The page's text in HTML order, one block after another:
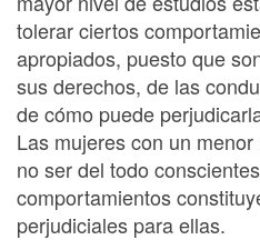
tolerar ciertos
apropiados, puesto que
sus derechos, de las
de cómo puede
Las mujeres con un
no ser del todo
comportamientos
perjudiciales para ellas.